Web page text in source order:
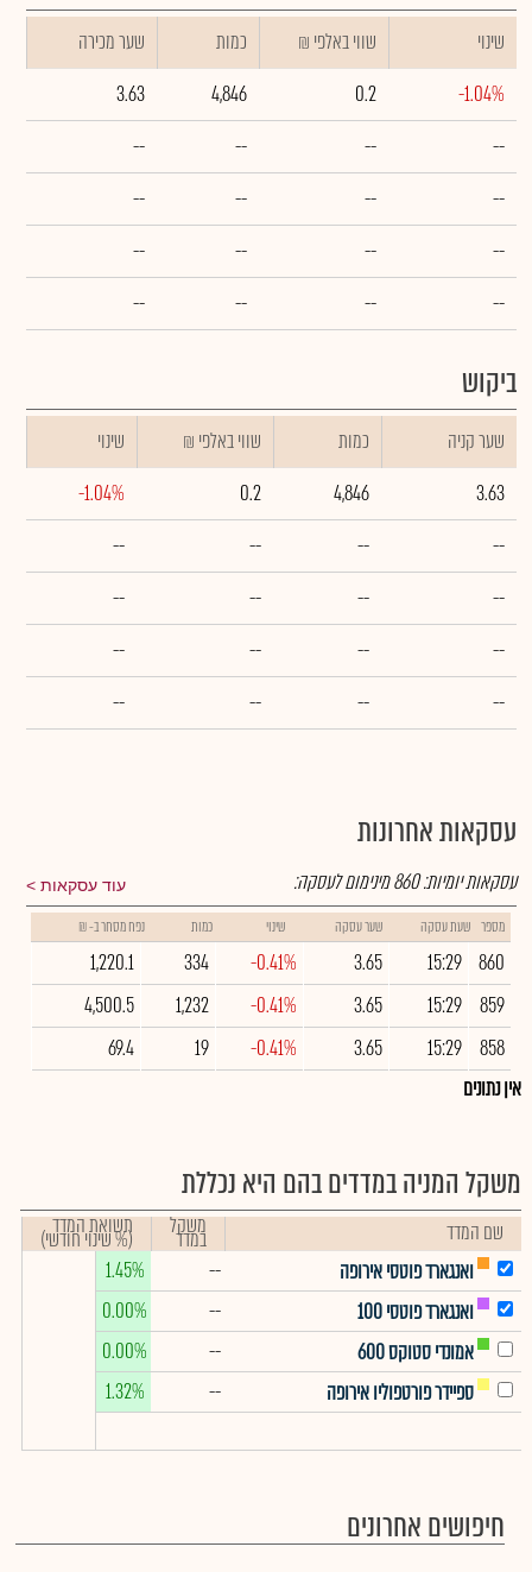
שינוי ₪ שווי באלפי כמות
שער מכירה
-1.04%
0.2
4,846
3.63
--
--
--
--
--
--
--
--
--
--
--
--
--
--
--
--
ביקוש
שער קניה כמות ₪ שווי באלפי
שינוי
3.63
4,846
0.2
-1.04%
--
--
--
--
--
--
--
--
--
--
--
--
--
--
--
--
עסקאות אחרונות
עוד עסקאות עסקאות יומיות:860מינימום לעסקה:
מספר שעת עסקה שער עסקה שינוי כמות נפח מסחר ב- ₪
860
15:29
3.65
-0.41%
334
1,220.1
859
15:29
3.65
-0.41%
1,232
4,500.5
858
15:29
3.65
-0.41%
19
69.4
אין נתונים
משקל המניה במדדים בהם היא נכללת
שם המדד משקל
במדד תשואת המדד
(% שינוי חודשי)
ואנגארד פוטסי אירופה
--
1.45%
ואנגארד פוטסי 100
--
0.00%
אמונדי סטוקס 600
--
0.00%
ספיידר פורטפוליו אירופה
--
1.32%
חיפושים אחרונים